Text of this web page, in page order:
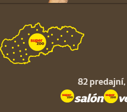
82 predajní,